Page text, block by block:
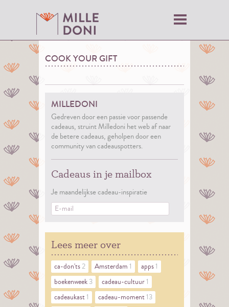
COOK YOUR GIFT
MILLEDONI
Gedreven door een passie voor passende
cadeaus, struint Milledoni het web af naar
de betere cadeaus, geholpen door een
community van cadeauspotters.
Cadeaus in je mailbox
Je maandelijkse cadeau-inspiratie
Lees meer over
ca-don'ts2 Amsterdam 1 apps 1
boekenweek 3 cadeau-cultuur 1
cadeaukast 1 cadeau-moment 13